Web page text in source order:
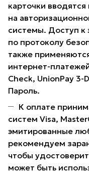
карточки
на
системы. Доступ к
по протоколу
также
интернет-
Check, UnionPay
Пароль.
К оплате
систем Visa,
эмитированные
рекомендуем
чтобы
может быть